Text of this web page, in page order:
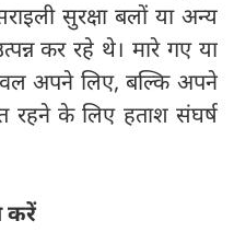
सुरक्षा बलों या अन्य
कर रहे थे। मारे गए या
अपने लिए, बल्कि अपने
रहने के लिए हताश संघर्ष
करें